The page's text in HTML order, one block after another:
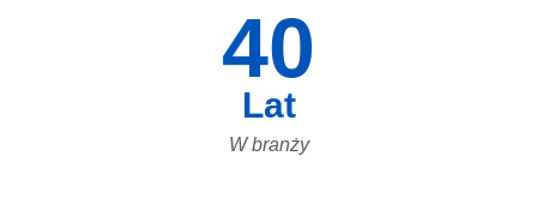
40
Lat
W branży